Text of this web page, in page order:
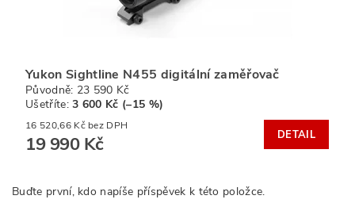
Yukon Sightline N455 digitální zaměřovač
Původně: 23 590 Kč
Ušetříte:3 600 Kč (–15 %)
16 520,66 Kč bez DPH
19 990 Kč DETAIL
Buďte první, kdo napíše příspěvek k této položce.